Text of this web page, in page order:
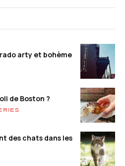
arty et bohème
de Boston ?
des chats dans les